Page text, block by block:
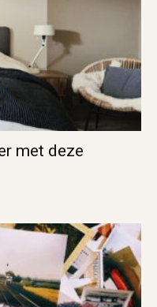
met deze